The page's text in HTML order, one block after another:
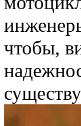
чтобы,